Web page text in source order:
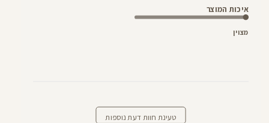
איכות המוצר
מצוין
טעינת חוות דעת נוספות